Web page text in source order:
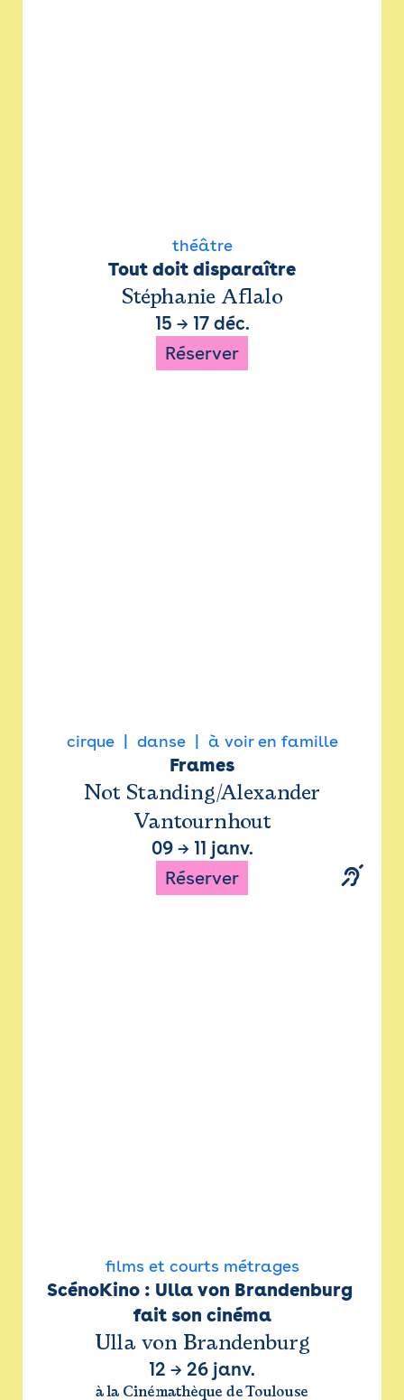
théâtre
Tout doit disparaître
Stéphanie Aflalo
15 → 17 déc.
Réserver
cirque danse à voir en famille
Frames
Not Standing/Alexander
Vantournhout
09→ 11 janv.
Réserver
films et courts métrages
ScénoKino : Ulla von Brandenburg
fait son cinéma
Ulla von Brandenburg
12 → 26 janv.
à la Cinémathèque de Toulouse